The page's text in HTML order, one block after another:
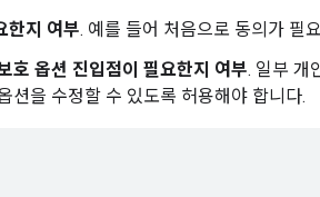
한지 여부. 예를 들어 처음으로 동의가 필
호 옵션 진입점이 필요한지 여부. 일부 개
션을 수정할 수 있도록 허용해야 합니다.